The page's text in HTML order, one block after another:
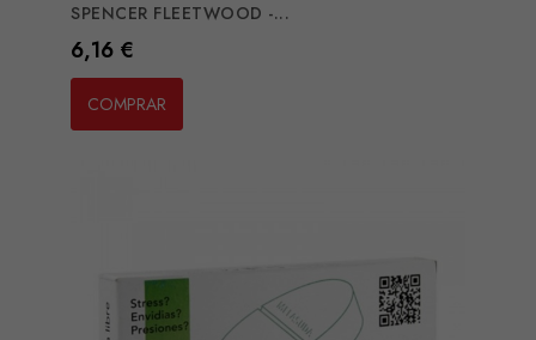
SPENCER FLEETWOOD -...
Preço
6,16 €
COMPRAR